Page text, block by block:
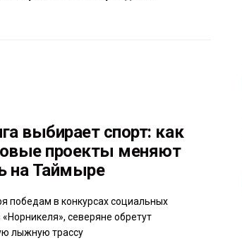
выбирает спорт: как
проекты меняют
на Таймыре
победам в конкурсах социальных
«Норникеля», северяне обретут
лыжную трассу